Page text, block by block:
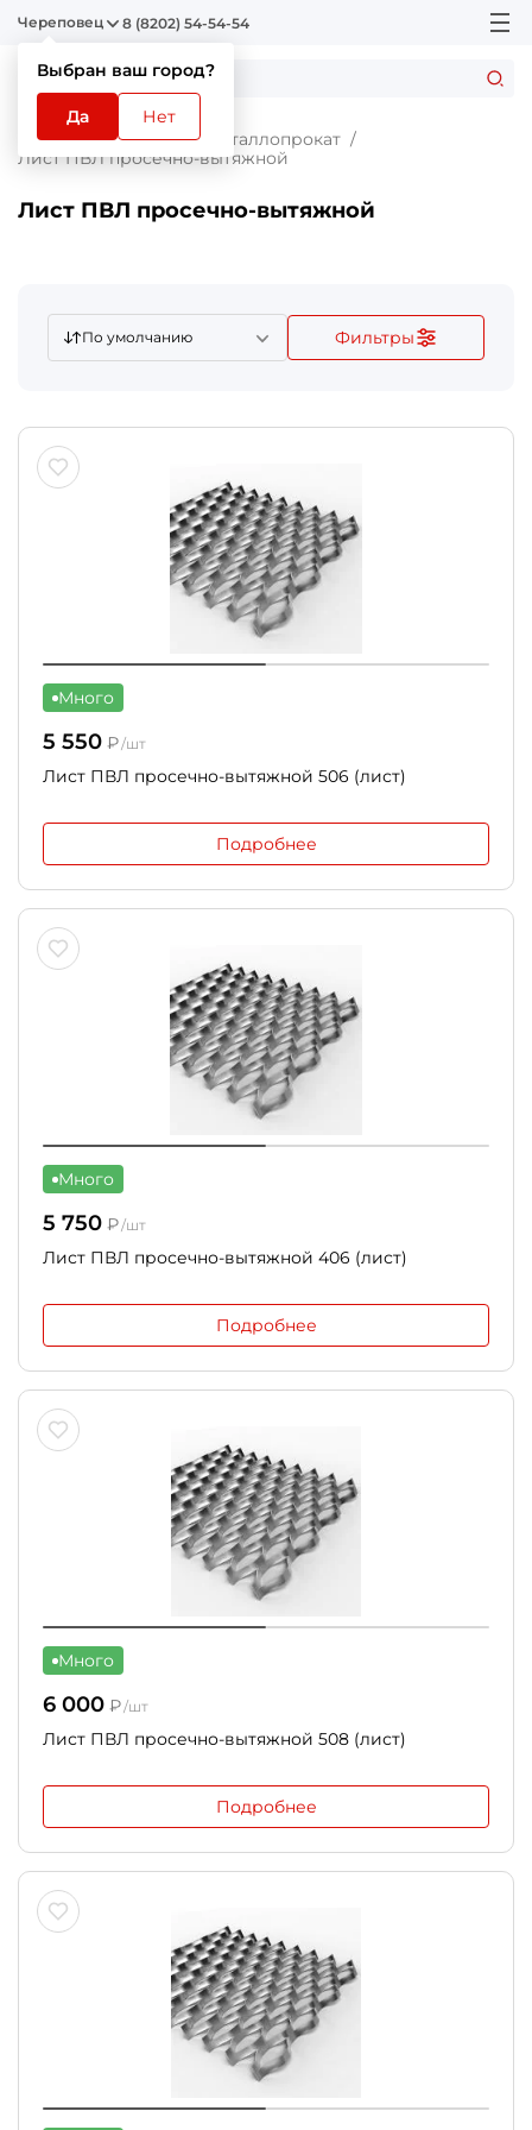
Череповец
Выбран ваш город?
Да Нет
8 (8202) 54-54-54
Главная Каталог
Металлопрокат
Лист ПВЛ просечно-вытяжной
Лист ПВЛ просечно-вытяжной
По умолчанию Фильтры
Много
5 550 ₽/шт
Лист ПВЛ просечно-вытяжной 506 (лист)
Подробнее
Много
5 750 ₽/шт
Лист ПВЛ просечно-вытяжной 406 (лист)
Подробнее
Много
6 000 ₽/шт
Лист ПВЛ просечно-вытяжной 508 (лист)
Подробнее